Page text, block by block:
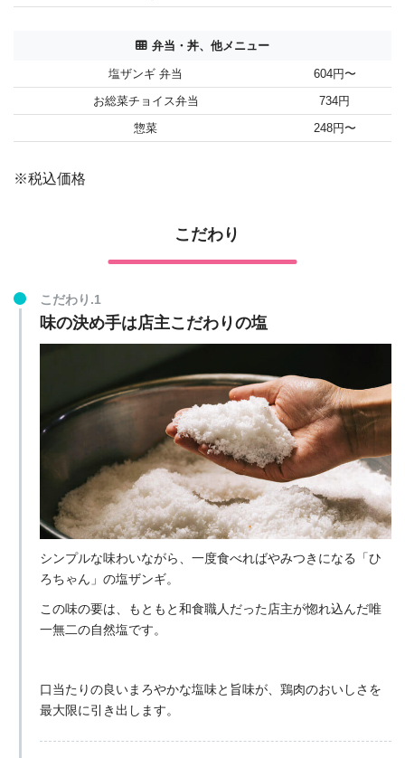
弁当・丼、他メニュー
塩ザンギ 弁当
604円〜
お総菜チョイス弁当
734円
惣菜
248円〜
※税込価格
こだわり
こだわり.1
味の決め手は店主こだわりの塩
シンプルな味わいながら、一度食べればやみつきになる「ひ
ろちゃん」の塩ザンギ。
この味の要は、もともと和食職人だった店主が惚れ込んだ唯
一無二の自然塩です。
口当たりの良いまろやかな塩味と旨味が、鶏肉のおいしさを
最大限に引き出します。